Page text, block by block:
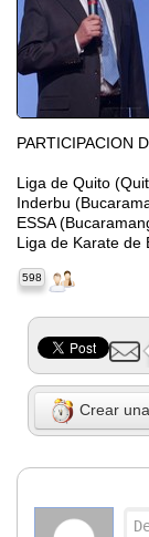
PARTICIPACION
Liga de Quito
Inderbu
ESSA
Liga de Karate de
598
Crear